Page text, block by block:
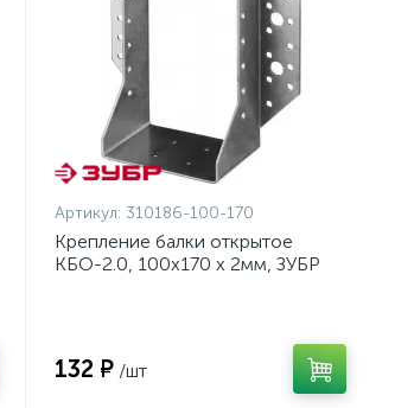
Артикул: 310186-100-170
Крепление балки открытое
КБО-2.0, 100х170 х 2мм, ЗУБР
132 ₽ /шт